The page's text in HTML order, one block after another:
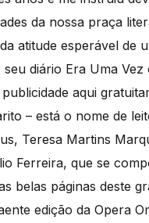
da nossa praça
atitude esperável de
diário Era Uma
aqui
– está o nome de
Teresa Martins
Ferreira, que se
belas páginas deste
edição da Opera